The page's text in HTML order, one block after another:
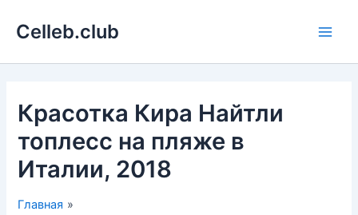
Celleb.club
Красотка Кира Найтли
топлесс на пляже в
Италии, 2018
Главная